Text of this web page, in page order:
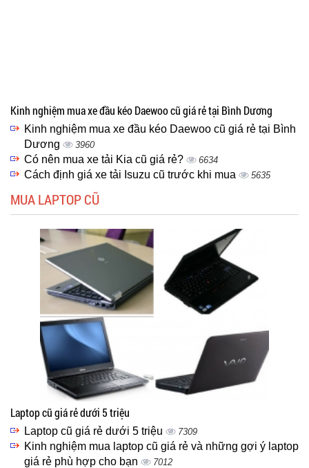
Kinh nghiệm mua xe đầu kéo Daewoo cũ giá rẻ tại Bình Dương
Kinh nghiệm mua xe đầu kéo Daewoo cũ giá rẻ tại Bình
Dương
3960
Có nên mua xe tải Kia cũ giá rẻ? 6634
Cách định giá xe tải Isuzu cũ trước khi mua 5635
MUA LAPTOP CŨ
Laptop cũ giá rẻ dưới 5 triệu
Laptop cũ giá rẻ dưới 5 triệu 7309
Kinh nghiệm mua laptop cũ giá rẻ và những gợi ý laptop
giá rẻ phù hợp cho bạn
7012